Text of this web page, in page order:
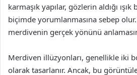
karmaşık yapılar, gözlerin aldığı ışık
biçimde yorumlanmasına sebep
merdivenin gerçek yönünü
Merdiven illüzyonları, genellikle iki
olarak tasarlanır. Ancak, bu